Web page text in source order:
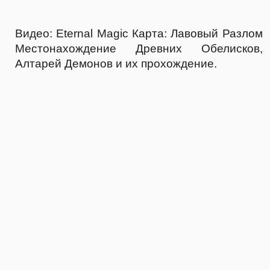
Видео: Eternal Magic Карта: Лавовый Разлом
Местонахождение Древних Обелисков,
Алтарей Демонов и их прохождение.